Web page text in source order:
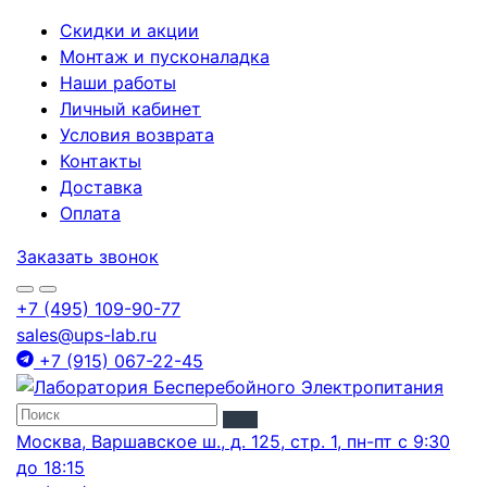
Скидки и акции
Монтаж и пусконаладка
Наши работы
Личный кабинет
Условия возврата
Контакты
Доставка
Оплата
Заказать звонок
+7 (495) 109-90-77
sales@ups-lab.ru
+7 (915) 067-22-45
Москва, Варшавское ш., д. 125, стр. 1, пн-пт с 9:30
до 18:15